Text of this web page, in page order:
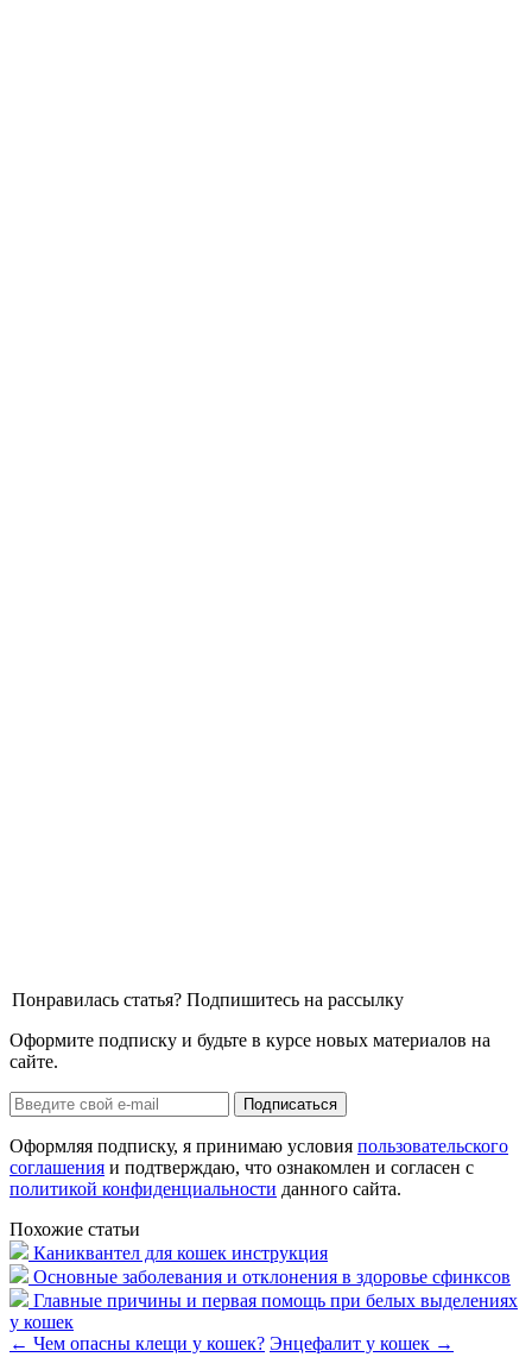
Понравилась статья? Подпишитесь на рассылку
Оформите подписку и будьте в курсе новых материалов на
сайте.
Оформляя подписку, я принимаю условия пользовательского
соглашения и подтверждаю, что ознакомлен и согласен с
политикой конфиденциальности данного сайта.
Похожие статьи
Каниквантел для кошек инструкция
Основные заболевания и отклонения в здоровье сфинксов
Главные причины и первая помощь при белых выделениях
у кошек
← Чем опасны клещи у кошек? Энцефалит у кошек →